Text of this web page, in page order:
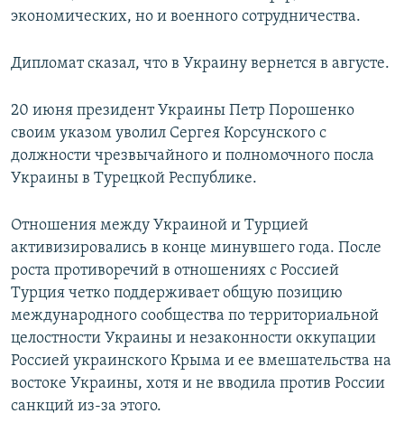
экономических, но и военного сотрудничества.
Дипломат сказал, что в Украину вернется в августе.
20 июня президент Украины Петр Порошенко
своим указом уволил Сергея Корсунского с
должности чрезвычайного и полномочного посла
Украины в Турецкой Республике.
Отношения между Украиной и Турцией
активизировались в конце минувшего года. После
роста противоречий в отношениях с Россией
Турция четко поддерживает общую позицию
международного сообщества по территориальной
целостности Украины и незаконности оккупации
Россией украинского Крыма и ее вмешательства на
востоке Украины, хотя и не вводила против России
санкций из-за этого.